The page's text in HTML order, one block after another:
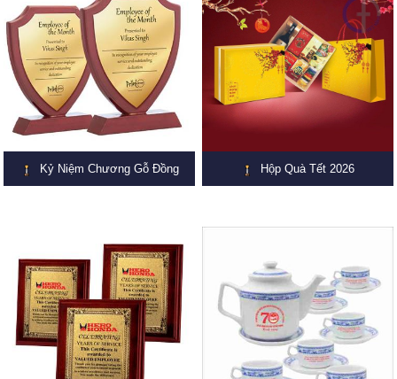
Kỷ Niệm Chương Gỗ Đồng Hộp Quà Tết 2026